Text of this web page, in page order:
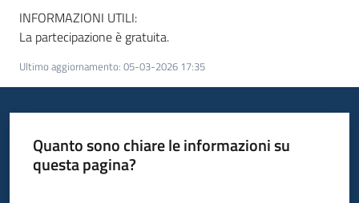
INFORMAZIONI UTILI:
La partecipazione è gratuita.
Ultimo aggiornamento: 05-03-2026 17:35
Quanto sono chiare le informazioni su
questa pagina?